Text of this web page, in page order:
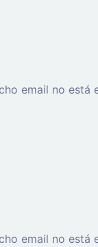
email no está
email no está